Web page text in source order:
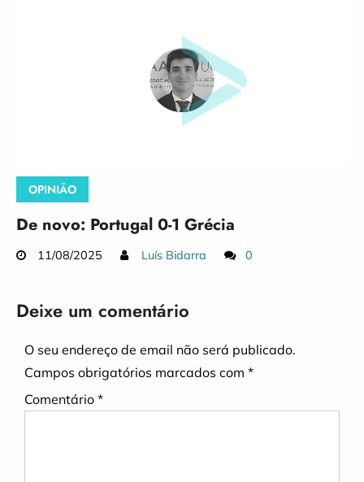
OPINIÃO
De novo: Portugal 0-1 Grécia
11/08/2025 Luís Bidarra 0
Deixe um comentário
O seu endereço de email não será publicado.
Campos obrigatórios marcados com *
Comentário *